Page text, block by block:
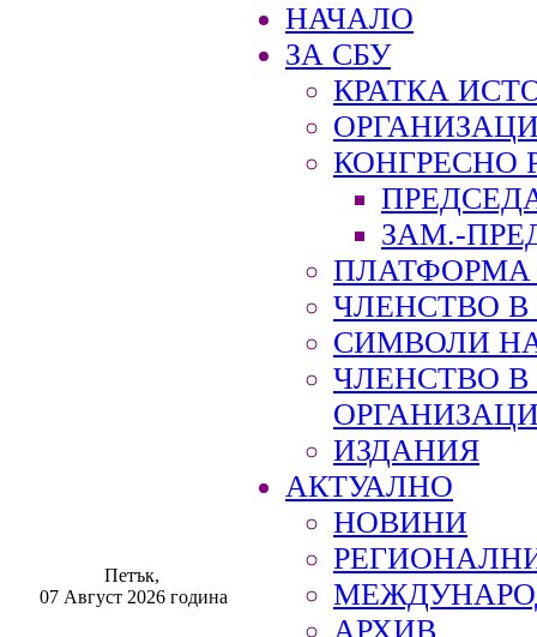
Петък,
07 Август 2026 година
НАЧАЛО
ЗА СБУ
КРАТКА
КОНГРЕСНО
ЗАМ.-
ПЛАТФОРМА
ЧЛЕНСТВО В
СИМВОЛИ
ЧЛЕНСТВО
ИЗДАНИЯ
АКТУАЛНО
НОВИНИ